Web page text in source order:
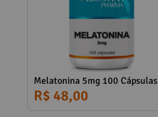
Melatonina 5mg 100 Cápsulas
R$ 48,00